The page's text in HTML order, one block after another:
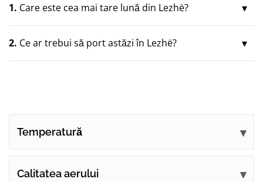
1. Care este cea mai tare lună din Lezhë?
2. Ce ar trebui să port astăzi în Lezhë?
Temperatură
Calitatea aerului